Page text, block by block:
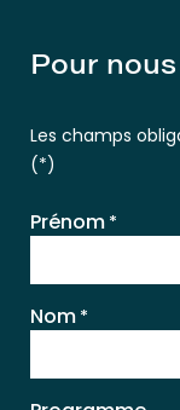
Pour
Les champs
(*)
Prénom *
Nom *